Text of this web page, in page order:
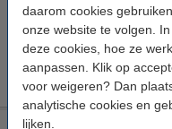
daarom cookies
onze website te volgen.
deze cookies, hoe ze
aanpassen. Klik op
voor weigeren? Dan
analytische cookies en
lijken.
Direct
Nu
€ 34,50